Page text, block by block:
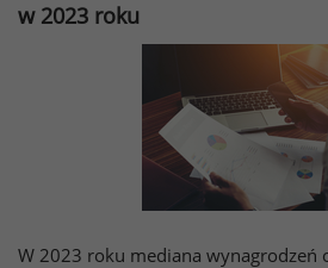
w 2023 roku
W 2023 roku mediana wynagrodzeń